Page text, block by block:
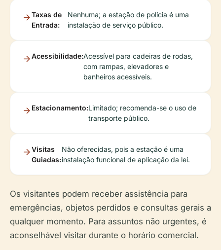
Taxas de
Entrada:
Nenhuma; a estação de polícia é uma
instalação de serviço público.
Acessibilidade:Acessível para cadeiras de rodas,
com rampas, elevadores e
banheiros acessíveis.
Estacionamento:Limitado; recomenda-se o uso de
transporte público.
Visitas
Guiadas:
Não oferecidas, pois a estação é uma
instalação funcional de aplicação da lei.
Os visitantes podem receber assistência para
emergências, objetos perdidos e consultas gerais a
qualquer momento. Para assuntos não urgentes, é
aconselhável visitar durante o horário comercial.